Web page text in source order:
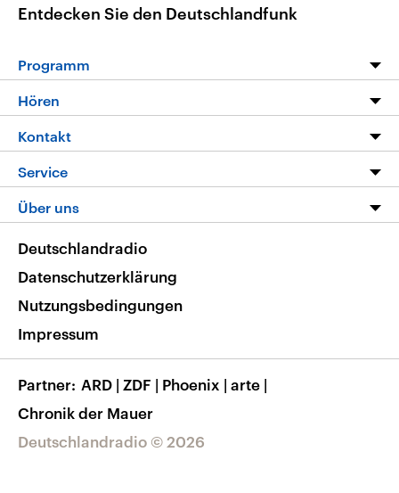
Entdecken Sie den Deutschlandfunk
Programm
Programm
Die Nachrichten
Nachrichtenleicht
Neue Beiträge auf dlf.de
Hören
Livestream
Podcasts
Deutschlandfunk App
Nachrichten App
Frequenzen
Kontakt
Hörerservice
Service
FAQ
Veranstaltungen
Musikliste
RSS
Über uns
Barrierefreiheit
Deutschlandradio © 2026
Deutschlandradio
Datenschutzerklärung
Nutzungsbedingungen
Impressum
Partner ARD | ZDF | Phoenix | arte |
Chronik der Mauer